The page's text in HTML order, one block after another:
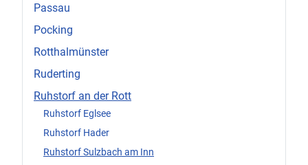
Passau
Pocking
Rotthalmünster
Ruderting
Ruhstorf an der Rott
Ruhstorf Eglsee
Ruhstorf Hader
Ruhstorf Sulzbach am Inn